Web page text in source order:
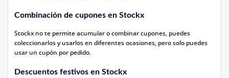
Combinación de cupones en Stockx
Stockx no te permite acumular o combinar cupones, puedes
coleccionarlos y usarlos en diferentes ocasiones, pero solo puedes
usar un cupón por pedido.
Descuentos festivos en Stockx